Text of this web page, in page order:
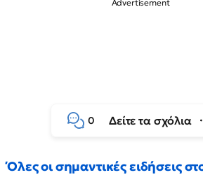
0 Δείτε τα σχόλια
Όλες οι σημαντικές ειδήσεις